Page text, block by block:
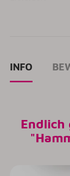
INFO
Endlich